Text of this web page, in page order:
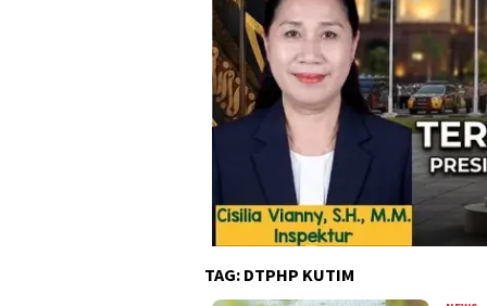
TAG: DTPHP KUTIM